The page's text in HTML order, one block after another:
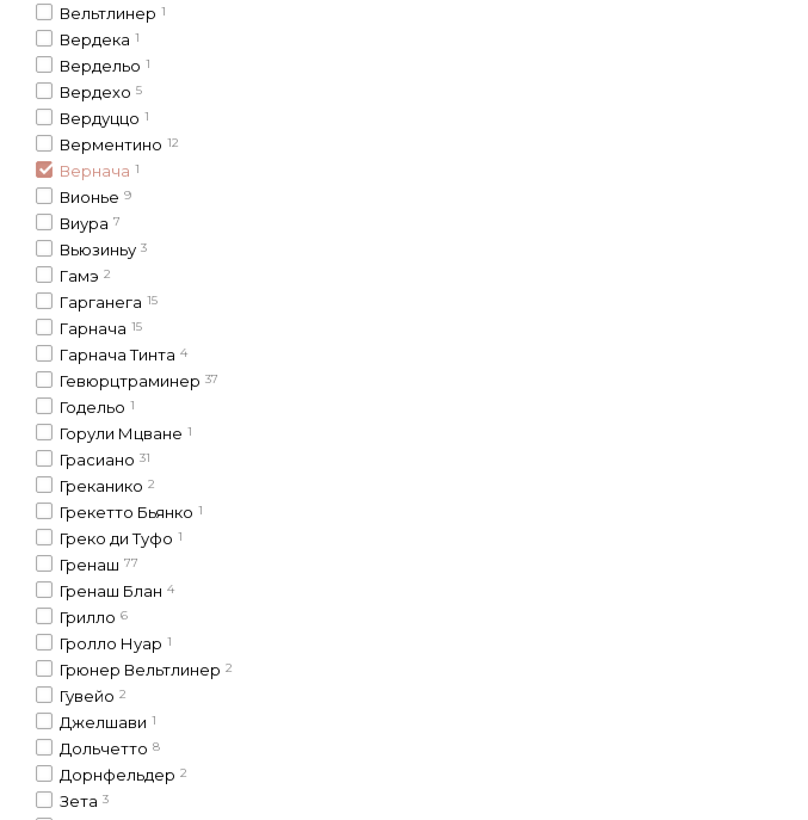
Вельтлинер 1
Вердека 1
Вердельо 1
Вердехо 5
Вердуццо 1
Верментино 12
Вернача 1
Вионье 9
Виура 7
Вьюзиньу 3
Гамэ 2
Гарганега 15
Гарнача 15
Гарнача Тинта 4
Гевюрцтраминер 37
Годельо 1
Горули Мцване 1
Грасиано 31
Греканико 2
Грекетто Бьянко 1
Греко ди Туфо 1
Гренаш 77
Гренаш Блан 4
Грилло 6
Гролло Нуар 1
Грюнер Вельтлинер 2
Гувейо 2
Джелшави 1
Дольчетто 8
Дорнфельдер 2
Зета 3